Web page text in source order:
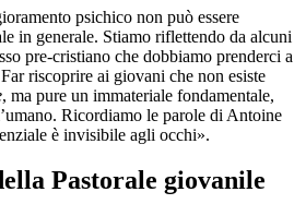
psichico non può essere
in generale. Stiamo riflettendo da alcuni
pre-cristiano che dobbiamo prenderci a
riscoprire ai giovani che non esiste
, ma pure un immateriale fondamentale,
Ricordiamo le parole di Antoine
è invisibile agli occhi».
Pastorale giovanile